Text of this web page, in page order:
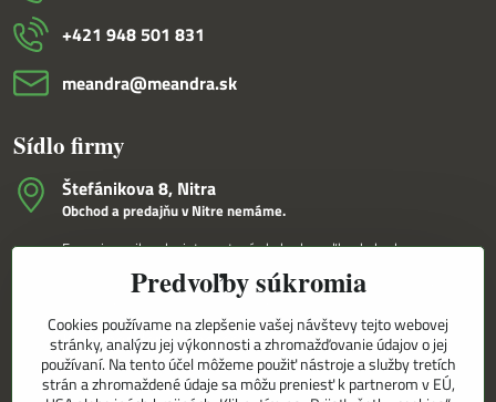
+421 948 501 831
meandra​@meandra​.sk
Sídlo firmy
Štefánikova 8, Nitra
Obchod a predajňu v Nitre nemáme.
Fungujeme iba ako internetový obchod a veľkoobchod.
V Nitre Vám tovar dovezieme osobne na základe internetovej
objednávky a telefonického dohovoru.
Korešpondenčná adresa
MEANDRA,s.r.o.
P.O.BOX 8/D
Predvoľby súkromia
Cookies používame na zlepšenie vašej návštevy tejto webovej
stránky, analýzu jej výkonnosti a zhromažďovanie údajov o jej
používaní. Na tento účel môžeme použiť nástroje a služby tretích
strán a zhromaždené údaje sa môžu preniesť k partnerom v EÚ,